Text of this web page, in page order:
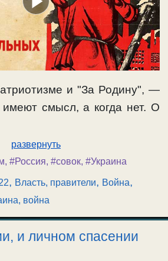
и "За Родину", —
имеют смысл, а когда нет. О
развернуть
, #Россия, #совок, #Украина
, Власть, правители, Война,
война
и личном спасении